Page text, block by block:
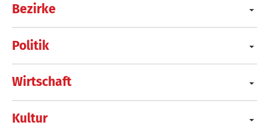
Bezirke
Politik
Wirtschaft
Kultur